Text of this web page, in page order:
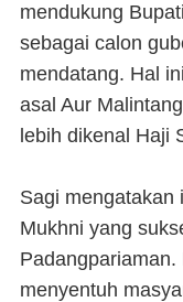
mendukung
sebagai calon
mendatang. Hal
asal Aur
lebih dikenal Haji
Sagi mengatakan
Mukhni yang
menyentuh